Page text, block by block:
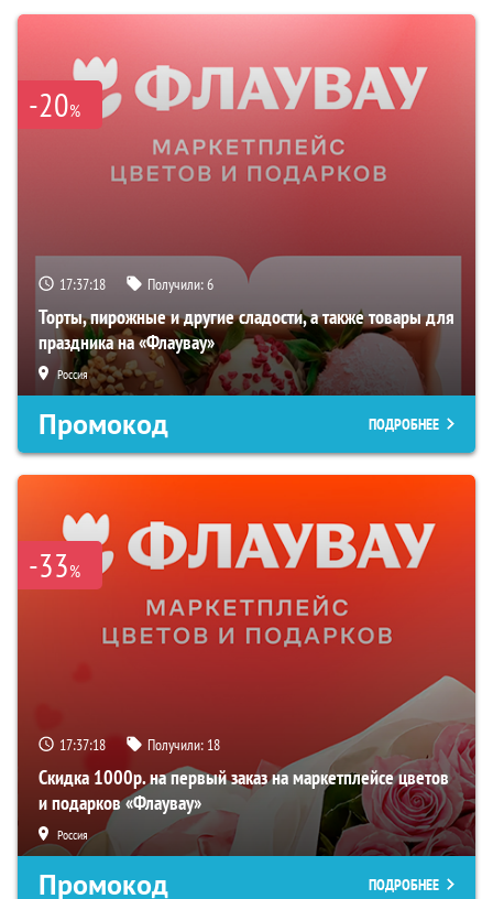
-20%
17:37:17 Получили:6
Торты, пирожные и другие сладости, а также товары для
праздника на «Флаувау»
Россия
Промокод ПОДРОБНЕЕ
-33%
17:37:17 Получили: 18
Скидка 1000р. на первый заказ на маркетплейсе цветов
и подарков «Флаувау»
Россия
Промокод ПОДРОБНЕЕ